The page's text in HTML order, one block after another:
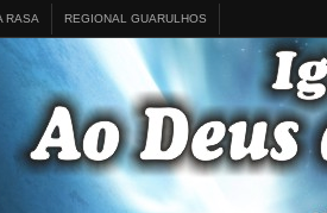
RASA REGIONAL GUARULHOS